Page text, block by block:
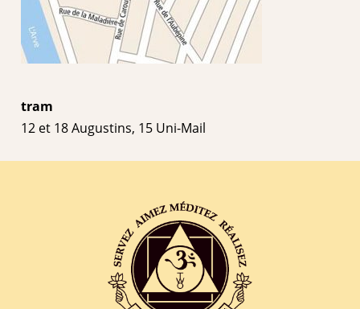
tram
12 et 18 Augustins, 15 Uni-Mail